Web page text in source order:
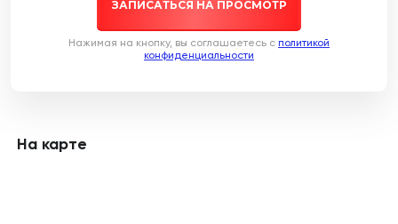
ЗАПИСАТЬСЯ НА ПРОСМОТР
Нажимая на кнопку, вы соглашаетесь c политикой
конфиденциальности
На карте